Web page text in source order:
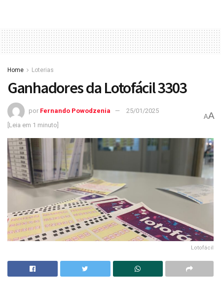
Home Loterias
Ganhadores da Lotofácil 3303
por Fernando Powodzenia
25/01/2025
[Leia em 1 minuto]
AA
Lotofácil